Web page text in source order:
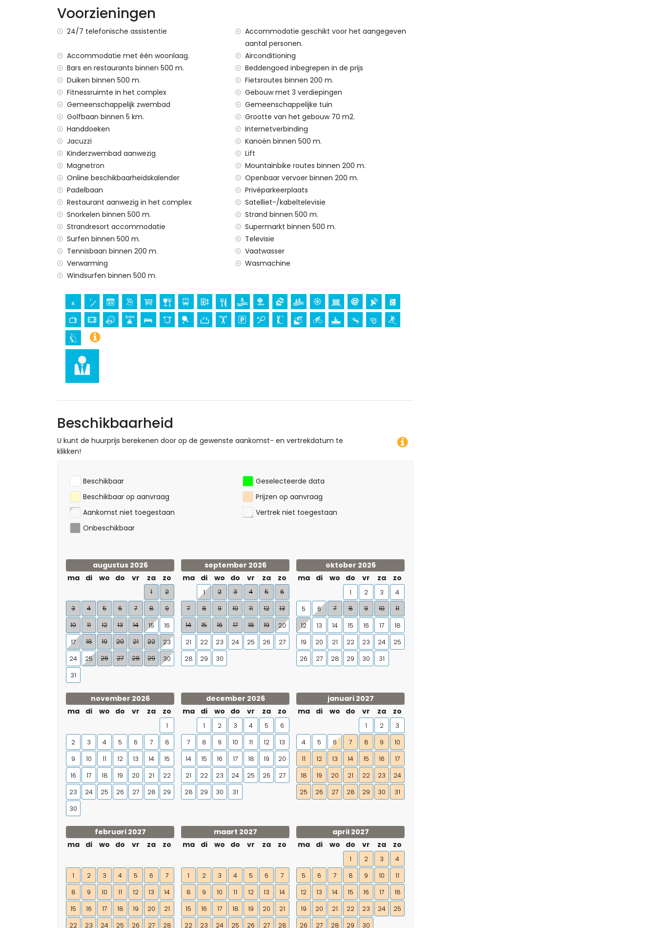
dichtstbijzijnde luchthaven: Alicante (> 100 kilometer)
tweede dichtstbijzijnde luchthaven: Almeria/Murcia (binnen 100 kilometer van het appartement)
nabij openbaar vervoer: bus binnen 200 meter en trein binnen 15 kilometer
huisdieren zijn niet toegestaan
Het gebouw waar de accommodatie zich bevindt heeft een lift.
De accommodatie is zeer geschikt voor gezinnen met kinderen
Privé faciliteiten en diensten inbegrepen in de huurprijs
internet (WiFi)
stofzuiger, strijkijzer en strijkplank
bedlinnen en handdoeken
24 uur nooddiensten
Gemeenschappelijke faciliteiten en diensten inbegrepen in de huurprijs
buiten jacuzzi
Gemeenschappelijke faciliteiten / diensten tegen extra kosten
fitnessruimte en paddle court
Amusement en recreatieve activiteiten voor uw vakantie in San Juan de los Terreros,
Andalusië
promenade (binnen 500 meter van het huis)
waterpark (Agua Vera) (binnen 10 kilometer van het huis)
Bezienswaardigheden en cultuur in San Juan de los Terreros, Andalusië
museum en kerk (binnen 25 kilometer van de accommodatie)
Sport
tennis, mountainbiken, fietsen, kanoën, duiken, snorkelen, surfen en windsurfen (binnen 1000
meter van het appartement)
golf (Aguilon Golf) (binnen 5 kilometer van het appartement)
Voorzieningen
24/7 telefonische assistentie
Accommodatie geschikt voor het aangegeven
aantal personen.
Accommodatie met één woonlaag.
Airconditioning
Bars en restaurants binnen 500 m.
Beddengoed inbegrepen in de prijs
Duiken binnen 500 m.
Fietsroutes binnen 200 m.
Fitnessruimte in het complex
Gebouw met 3 verdiepingen
Gemeenschappelijk zwembad
Gemeenschappelijke tuin
Golfbaan binnen 5 km.
Grootte van het gebouw 70 m2.
Handdoeken
Internetverbinding
Jacuzzi
Kanoën binnen 500 m.
Kinderzwembad aanwezig
Lift
Magnetron
Mountainbike routes binnen 200 m.
Online beschikbaarheidskalender
Openbaar vervoer binnen 200 m.
Padelbaan
Privéparkeerplaats
Restaurant aanwezig in het complex
Satelliet-/kabeltelevisie
Snorkelen binnen 500 m.
Strand binnen 500 m.
Strandresort accommodatie
Supermarkt binnen 500 m.
Surfen binnen 500 m.
Televisie
Tennisbaan binnen 200 m.
Vaatwasser
Verwarming
Wasmachine
Windsurfen binnen 500 m.
Beschikbaarheid
U kunt de huurprijs berekenen door op de gewenste aankomst- en vertrekdatum te
klikken!
Beschikbaar
Geselecteerde data
Beschikbaar op aanvraag
Prijzen op aanvraag
Aankomst niet toegestaan
Vertrek niet toegestaan
Onbeschikbaar
augustus 2026
ma
di wo do vr za zo
1
2
3
4 5 6 7 8
9
10
11 12 13 14 15
16
17
18 19 20 21 22
23
24
25 26 27 28 29
30
31
september 2026
ma
di wo do vr za zo
1 2 3 4 5
6
7
8 9 10 11 12
13
14
15 16 17 18 19
20
21
22 23 24 25 26
27
28
29 30
oktober 2026
ma
di wo do vr za zo
1 2 3
4
5
6 7 8 9 10 11
12 13 14 15 16 17
18
19
20 21 22 23 24
25
26
27 28 29 30 31
november 2026
ma
di wo do vr za zo
1
2
3 4 5 6 7
8
9
10 11 12 13 14
15
16
17 18 19 20 21
22
23
24 25 26 27 28
29
30
december 2026
ma
di wo do vr za zo
1 2 3 4 5
6
7
8 9 10 11 12
13
14
15 16 17 18 19
20
21
22 23 24 25 26
27
28
29 30 31
januari 2027
ma
di wo do vr za zo
1 2
3
4
5 6 7 8 9
10
11
12 13 14 15 16
17
18
19 20 21 22 23
24
25
26 27 28 29 30 31
februari 2027
ma
di wo do vr za zo
1 2 3 4 5 6
7
8
9 10 11 12 13
14
15
16 17 18 19 20
21
22
23 24 25 26 27 28
maart 2027
ma
di wo do vr za zo
1 2 3 4 5 6
7
8
9 10 11 12 13
14
15
16 17 18 19 20
21
22
23 24 25 26 27 28
april 2027
ma
di wo do vr za zo
1 2 3
4
5
6 7 8 9 10
11
12
13 14 15 16 17
18
19
20 21 22 23 24
25
26
27 28 29 30